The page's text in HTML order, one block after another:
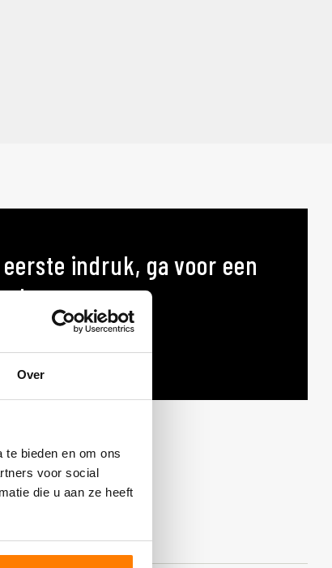
Over
bieden en om ons
voor social
die u aan ze heeft
indruk, ga voor een